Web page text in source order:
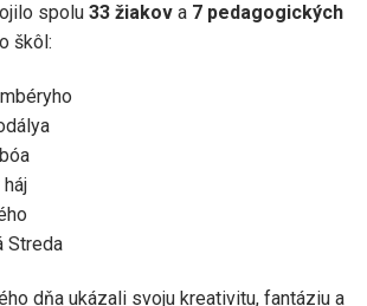
spolu 33 žiakov a 7 pedagogických
škôl:
Streda
dňa ukázali svoju kreativitu, fantáziu a